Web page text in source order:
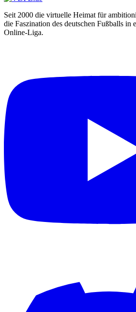
Seit 2000 die virtuelle Heimat für
die Faszination des deutschen Fußballs in
Online-Liga.